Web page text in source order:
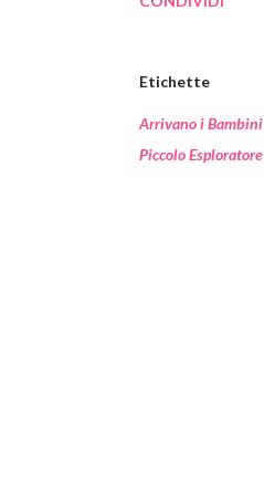
Etichette
Arrivano i Bambini
Piccolo Esploratore